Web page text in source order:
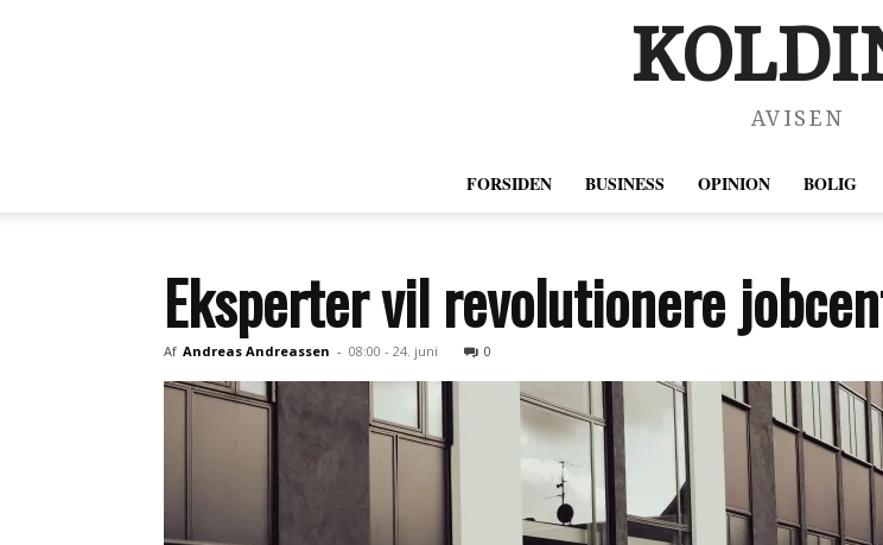
AVISEN
FORSIDEN BUSINESS OPINION BOLIG
Eksperter vil revolutionere
Af Andreas Andreassen - 08:00 - 24. juni 0